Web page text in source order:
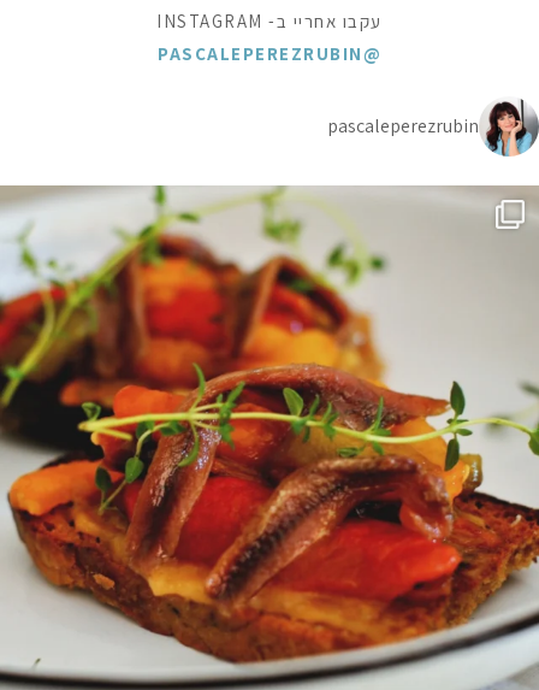
עקבו אחריי ב- INSTAGRAM
@PASCALEPEREZRUBIN
pascaleperezrubin